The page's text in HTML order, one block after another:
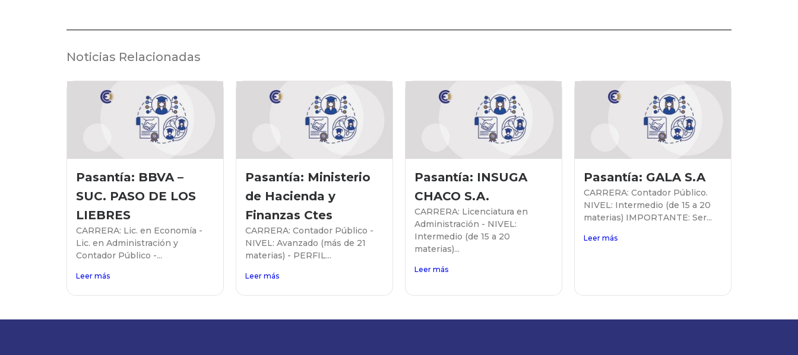
Noticias Relacionadas
Pasantía: BBVA –
SUC. PASO DE LOS
LIEBRES
CARRERA: Lic. en Economía -
Lic. en Administración y
Contador Público -...
Leer más
Pasantía: Ministerio
de Hacienda y
Finanzas Ctes
CARRERA: Contador Público -
NIVEL: Avanzado (más de 21
materias) - PERFIL...
Leer más
Pasantía: INSUGA
CHACO S.A.
CARRERA: Licenciatura en
Administración - NIVEL:
Intermedio (de 15 a 20
materias)...
Leer más
Pasantía: GALA S.A
CARRERA: Contador Público.
NIVEL: Intermedio (de 15 a 20
materias) IMPORTANTE: Ser...
Leer más